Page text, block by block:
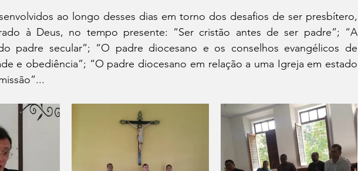
ao longo desses dias em torno dos desafios de ser presbítero,
à Deus, no tempo presente: “Ser cristão antes de ser padre”; “A
padre secular”; “O padre diocesano e os conselhos evangélicos de
e obediência”; “O padre diocesano em relação a uma Igreja em estado